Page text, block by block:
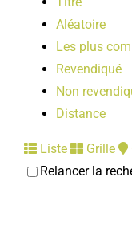
Aléatoire
Les plus
Revendiqué
Non
Distance
Liste Grille
Relancer la